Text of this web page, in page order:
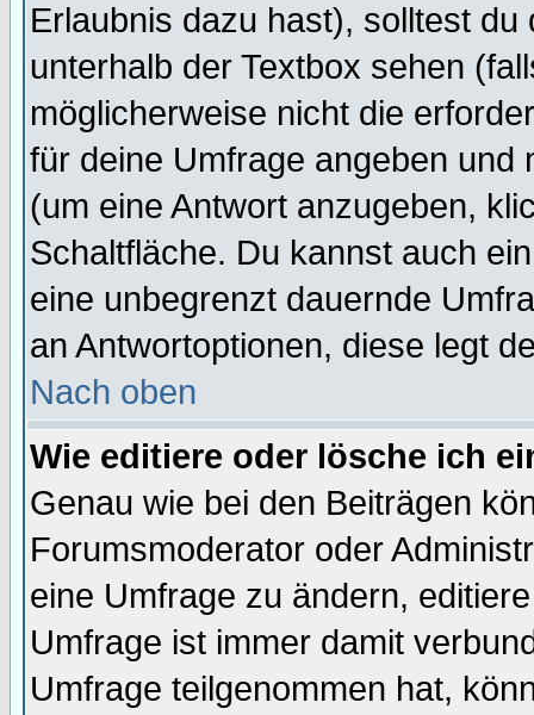
Erlaubnis dazu hast), solltest
unterhalb der Textbox sehen
möglicherweise nicht die
für deine Umfrage angeben und
(um eine Antwort anzugeben,
Schaltfläche. Du kannst auch
eine unbegrenzt dauernde
an Antwortoptionen, diese legt
Nach oben
Wie editiere oder lösche ich
Genau wie bei den Beiträgen
Forumsmoderator oder
eine Umfrage zu ändern,
Umfrage ist immer damit
Umfrage teilgenommen hat,